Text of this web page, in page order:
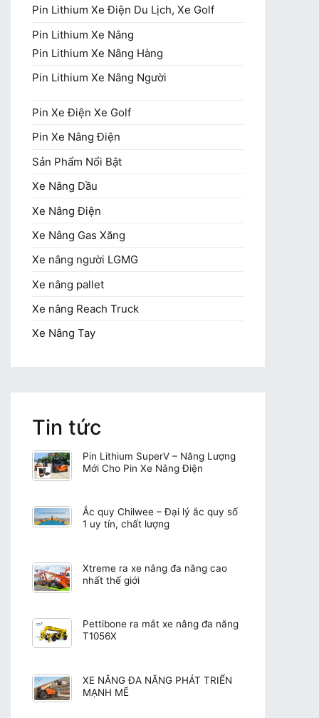
Pin Lithium Xe Điện Du Lịch, Xe Golf
Pin Lithium Xe Nâng
Pin Lithium Xe Nâng Hàng
Pin Lithium Xe Nâng Người
Pin Xe Điện Xe Golf
Pin Xe Nâng Điện
Sản Phẩm Nổi Bật
Xe Nâng Dầu
Xe Nâng Điện
Xe Nâng Gas Xăng
Xe nâng người LGMG
Xe nâng pallet
Xe nâng Reach Truck
Xe Nâng Tay
Tin tức
Pin Lithium SuperV – Năng Lượng
Mới Cho Pin Xe Nâng Điện
Ắc quy Chilwee – Đại lý ắc quy số
1 uy tín, chất lượng
Xtreme ra xe nâng đa năng cao
nhất thế giới
Pettibone ra mắt xe nâng đa năng
T1056X
XE NÂNG ĐA NĂNG PHÁT TRIỂN
MẠNH MẼ